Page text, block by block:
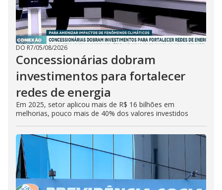
DO R7/05/08/2026
Concessionárias dobram
investimentos para fortalecer
redes de energia
Em 2025, setor aplicou mais de R$ 16 bilhões em
melhorias, pouco mais de 40% dos valores investidos